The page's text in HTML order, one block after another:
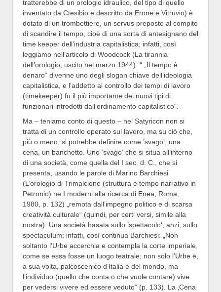
tratterebbe di un orologio idraulico, del tipo di quello
inventato da Ctesibio e descritto da Erone e Vitruvio) è
dotato di un trombettiere, un servus preposto al compito
di scandire il tempo, cioè di una sorta di antesignano del
time keeper dell’industria capitalistica; infatti, così
leggiamo nell’articolo di Woodcock (La tirannia
dell’orologio, uscito nel marzo 1944): “ „Il tempo è
denaro“ divenne uno degli slogan chiave dell’ideologia
capitalistica, e l’addetto al controllo dei tempi di lavoro
(timekeeper) fu il più importante dei nuovi tipi di
funzionari introdotti dall’ordinamento capitalistico“.
Ma – teniamo conto di questo – nel Satyricon non si
tratta di un controllo operato sul lavoro, ma su ciò che,
più o meno, si potrebbe definire come ’svago‘, una
cena, un banchetto. Uno ’svago‘ che si situa all’interno
di una società, come quella del I sec. d. C., che si
presenta, usando le parole di Marino Barchiesi
(L’orologio di Trimalcione (struttura e tempo narrativo in
Petronio) ne I moderni alla ricerca di Enea, Roma,
1980, p. 132) „remota dall’impegno politico e di scarsa
creatività culturale“ (quindi, per certi versi, simile alla
nostra). Una società basata sullo ’spettacolo‘, anzi, sullo
spectaculum; infatti, così continua Barchiesi: „Non
soltanto l’Urbe accerchia e contempla la corte imperiale,
come se essa fosse un luogo teatrale; non solo l’Urbe è,
a sua volta, palcoscenico d’Italia e del mondo, ma
l’individuo (quello che conta o che vuole contare) vive
per vedersi vivere ed essere veduto“ (p. 133). La ‚Cena